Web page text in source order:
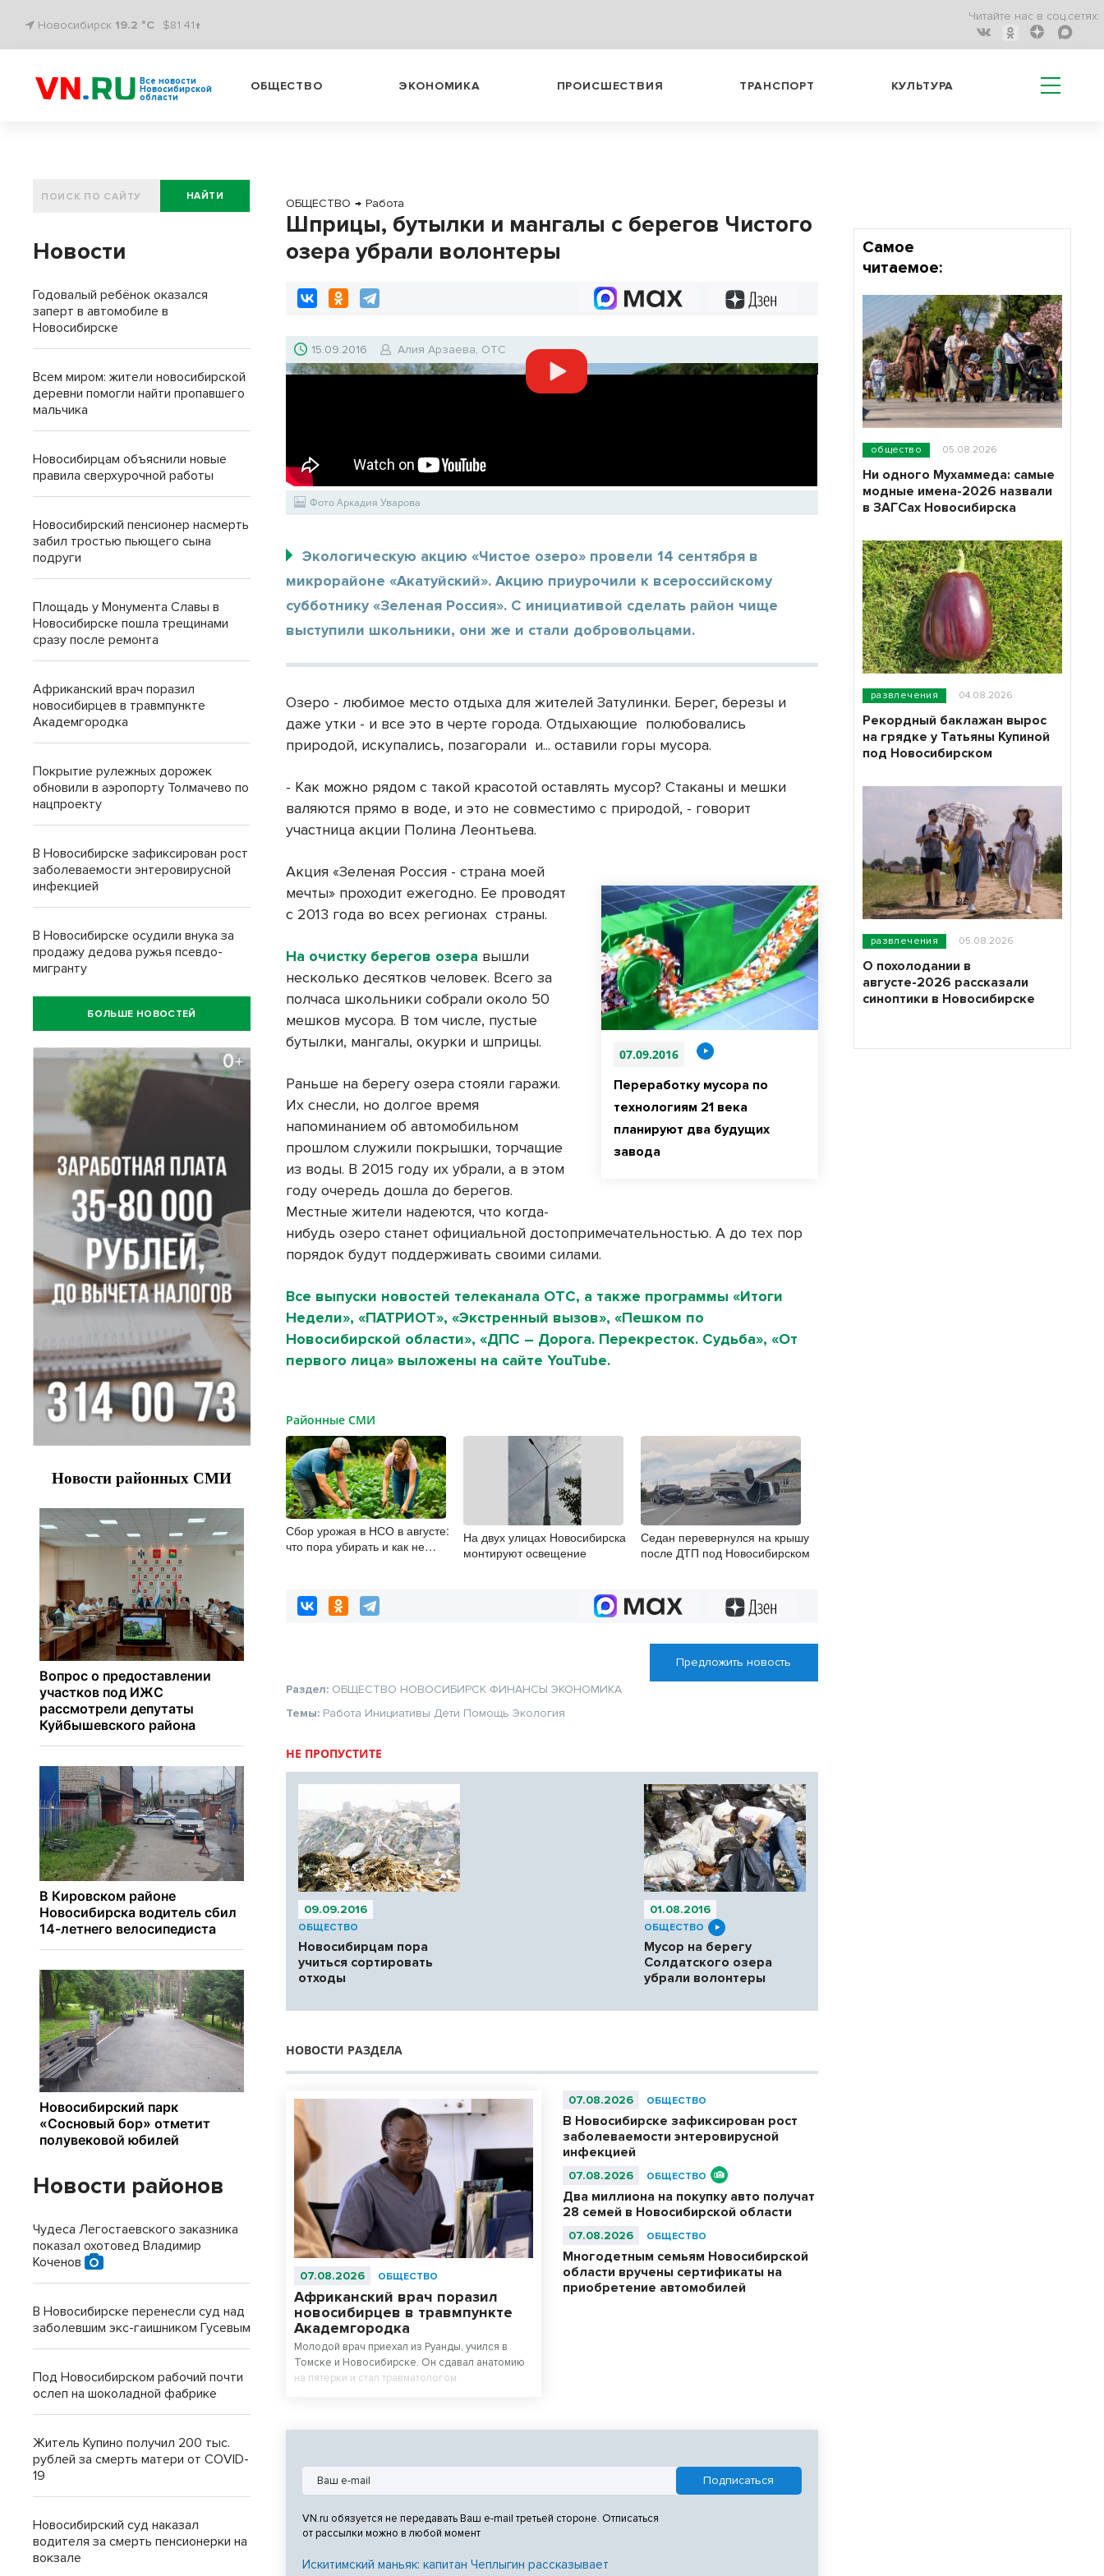
Новосибирск 19.2 °C $81.41↑
Читайте нас в соц.сетях:
Все новости
Новосибирской
области
ОБЩЕСТВО ЭКОНОМИКА ПРОИСШЕСТВИЯ ТРАНСПОРТ КУЛЬТУРА
ОБЩЕСТВО → Работа
Шприцы, бутылки и мангалы с берегов Чистого
озера убрали волонтеры
15.09.2016 Алия Арзаева, ОТС
Фото Аркадия Уварова
Экологическую акцию «Чистое озеро» провели 14 сентября в
микрорайоне «Акатуйский». Акцию приурочили к всероссийскому
субботнику «Зеленая Россия». С инициативой сделать район чище
выступили школьники, они же и стали добровольцами.
Озеро - любимое место отдыха для жителей Затулинки. Берег, березы и
даже утки - и все это в черте города. Отдыхающие полюбовались
природой, искупались, позагорали и... оставили горы мусора.
- Как можно рядом с такой красотой оставлять мусор? Стаканы и мешки
валяются прямо в воде, и это не совместимо с природой, - говорит
участница акции Полина Леонтьева.
07.09.2016
Переработку мусора по
технологиям 21 века
планируют два будущих
завода
Акция «Зеленая Россия - страна моей
мечты» проходит ежегодно. Ее проводят
с 2013 года во всех регионах страны.
На очистку берегов озера вышли
несколько десятков человек. Всего за
полчаса школьники собрали около 50
мешков мусора. В том числе, пустые
бутылки, мангалы, окурки и шприцы.
Раньше на берегу озера стояли гаражи.
Их снесли, но долгое время
напоминанием об автомобильном
прошлом служили покрышки, торчащие
из воды. В 2015 году их убрали, а в этом
году очередь дошла до берегов.
Местные жители надеются, что когда-
нибудь озеро станет официальной достопримечательностью. А до тех пор
порядок будут поддерживать своими силами.
Все выпуски новостей телеканала ОТС, а также программы «Итоги
Недели», «ПАТРИОТ», «Экстренный вызов», «Пешком по
Новосибирской области», «ДПС – Дорога. Перекресток. Судьба», «От
первого лица» выложены на сайте YouTube.
Районные СМИ
Сбор урожая в НСО в августе:
что пора убирать и как не
На двух улицах Новосибирска
монтируют освещение
Седан перевернулся на крышу
после ДТП под Новосибирском
Предложить новость
Раздел: ОБЩЕСТВО НОВОСИБИРСК ФИНАНСЫ ЭКОНОМИКА
Темы: Работа Инициативы Дети Помощь Экология
НЕ ПРОПУСТИТЕ
09.09.2016
ОБЩЕСТВО
Новосибирцам пора
учиться сортировать
отходы
01.08.2016
ОБЩЕСТВО
Мусор на берегу
Солдатского озера
убрали волонтеры
НОВОСТИ РАЗДЕЛА
07.08.2026 ОБЩЕСТВО
Африканский врач поразил
новосибирцев в травмпункте
Академгородка
Молодой врач приехал из Руанды, учился в
Томске и Новосибирске. Он сдавал анатомию
на пятерки и стал травматологом.
07.08.2026 ОБЩЕСТВО
В Новосибирске зафиксирован рост
заболеваемости энтеровирусной
инфекцией
07.08.2026 ОБЩЕСТВО
Два миллиона на покупку авто получат
28 семей в Новосибирской области
07.08.2026 ОБЩЕСТВО
Многодетным семьям Новосибирской
области вручены сертификаты на
приобретение автомобилей
VN.ru обязуется не передавать Ваш e-mail третьей стороне. Отписаться
от рассылки можно в любой момент
Искитимский маньяк: капитан Чеплыгин рассказывает
НАЙТИ
Новости
Годовалый ребёнок оказался
заперт в автомобиле в
Новосибирске
Всем миром: жители новосибирской
деревни помогли найти пропавшего
мальчика
Новосибирцам объяснили новые
правила сверхурочной работы
Новосибирский пенсионер насмерть
забил тростью пьющего сына
подруги
Площадь у Монумента Славы в
Новосибирске пошла трещинами
сразу после ремонта
Африканский врач поразил
новосибирцев в травмпункте
Академгородка
Покрытие рулежных дорожек
обновили в аэропорту Толмачево по
нацпроекту
В Новосибирске зафиксирован рост
заболеваемости энтеровирусной
инфекцией
В Новосибирске осудили внука за
продажу дедова ружья псевдо-
мигранту
БОЛЬШЕ НОВОСТЕЙ
Новости районов
Чудеса Легостаевского заказника
показал охотовед Владимир
Коченов
В Новосибирске перенесли суд над
заболевшим экс-гаишником Гусевым
Под Новосибирском рабочий почти
ослеп на шоколадной фабрике
Житель Купино получил 200 тыс.
рублей за смерть матери от COVID-
19
Новосибирский суд наказал
водителя за смерть пенсионерки на
вокзале
Самое
читаемое:
общество 05.08.2026
Ни одного Мухаммеда: самые
модные имена-2026 назвали
в ЗАГСах Новосибирска
развлечения 04.08.2026
Рекордный баклажан вырос
на грядке у Татьяны Купиной
под Новосибирском
развлечения 05.08.2026
О похолодании в
августе-2026 рассказали
синоптики в Новосибирске